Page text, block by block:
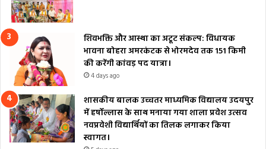
शिवभक्ति और आस्था का अटूट संकल्प: विधायक
भावना बोहरा अमरकंटक से भोरमदेव तक 151 किमी
की करेंगी कांवड़ पद यात्रा।
4 days ago
शासकीय बालक उच्चतर माध्यमिक विद्यालय उदयपुर
में हर्षोल्लास के साथ मनाया गया शाला प्रवेश उत्सव
नवप्रवेशी विद्यार्थियों का तिलक लगाकर किया
स्वागत।